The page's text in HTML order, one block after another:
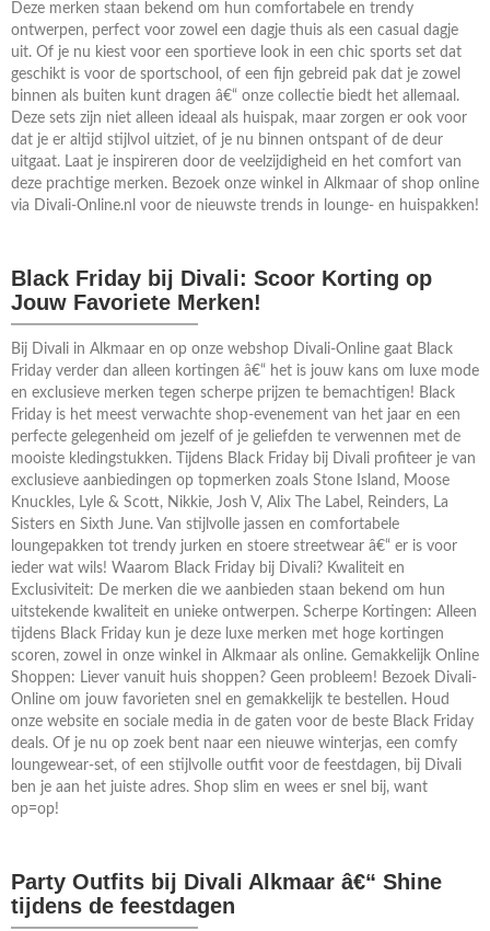
Deze merken staan bekend om hun comfortabele en trendy
ontwerpen, perfect voor zowel een dagje thuis als een casual dagje
uit. Of je nu kiest voor een sportieve look in een chic sports set dat
geschikt is voor de sportschool, of een fijn gebreid pak dat je zowel
binnen als buiten kunt dragen â€“ onze collectie biedt het allemaal.
Deze sets zijn niet alleen ideaal als huispak, maar zorgen er ook voor
dat je er altijd stijlvol uitziet, of je nu binnen ontspant of de deur
uitgaat. Laat je inspireren door de veelzijdigheid en het comfort van
deze prachtige merken. Bezoek onze winkel in Alkmaar of shop online
via Divali-Online.nl voor de nieuwste trends in lounge- en huispakken!
Black Friday bij Divali: Scoor Korting op
Jouw Favoriete Merken!
Bij Divali in Alkmaar en op onze webshop Divali-Online gaat Black
Friday verder dan alleen kortingen â€“ het is jouw kans om luxe mode
en exclusieve merken tegen scherpe prijzen te bemachtigen! Black
Friday is het meest verwachte shop-evenement van het jaar en een
perfecte gelegenheid om jezelf of je geliefden te verwennen met de
mooiste kledingstukken. Tijdens Black Friday bij Divali profiteer je van
exclusieve aanbiedingen op topmerken zoals Stone Island, Moose
Knuckles, Lyle & Scott, Nikkie, Josh V, Alix The Label, Reinders, La
Sisters en Sixth June. Van stijlvolle jassen en comfortabele
loungepakken tot trendy jurken en stoere streetwear â€“ er is voor
ieder wat wils! Waarom Black Friday bij Divali? Kwaliteit en
Exclusiviteit: De merken die we aanbieden staan bekend om hun
uitstekende kwaliteit en unieke ontwerpen. Scherpe Kortingen: Alleen
tijdens Black Friday kun je deze luxe merken met hoge kortingen
scoren, zowel in onze winkel in Alkmaar als online. Gemakkelijk Online
Shoppen: Liever vanuit huis shoppen? Geen probleem! Bezoek Divali-
Online om jouw favorieten snel en gemakkelijk te bestellen. Houd
onze website en sociale media in de gaten voor de beste Black Friday
deals. Of je nu op zoek bent naar een nieuwe winterjas, een comfy
loungewear-set, of een stijlvolle outfit voor de feestdagen, bij Divali
ben je aan het juiste adres. Shop slim en wees er snel bij, want
op=op!
Party Outfits bij Divali Alkmaar â€“ Shine
tijdens de feestdagen